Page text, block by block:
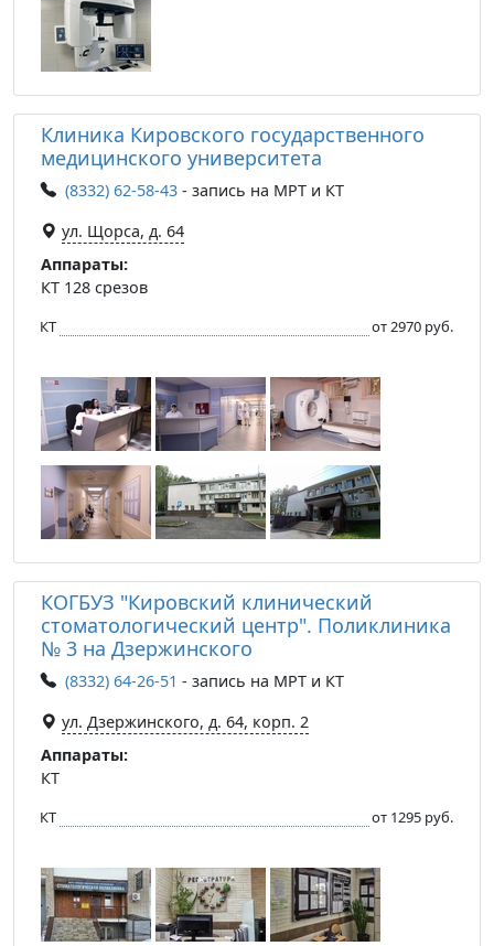
Клиника Кировского государственного
медицинского университета
(8332) 62-58-43 - запись на МРТ и КТ
ул. Щорса, д. 64
Аппараты:
КТ 128 срезов
КТ от 2970 руб.
КОГБУЗ "Кировский клинический
стоматологический центр". Поликлиника
№ 3 на Дзержинского
(8332) 64-26-51 - запись на МРТ и КТ
ул. Дзержинского, д. 64, корп. 2
Аппараты:
КТ
КТ от 1295 руб.